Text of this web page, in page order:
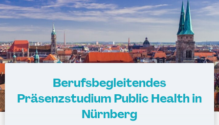
Berufsbegleitendes
Präsenzstudium Public Health in
Nürnberg